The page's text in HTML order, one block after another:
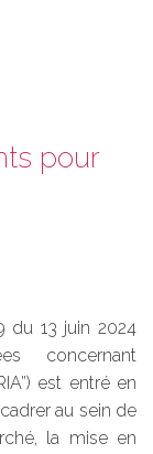
pour
du 13 juin 2024
concernant
est entré en
au sein de
la mise en